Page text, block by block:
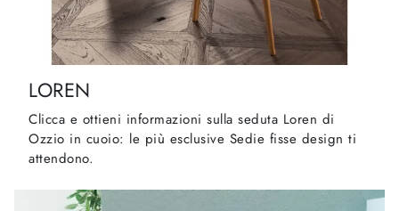
LOREN
Clicca e ottieni informazioni sulla seduta Loren di
Ozzio in cuoio: le più esclusive Sedie fisse design ti
attendono.